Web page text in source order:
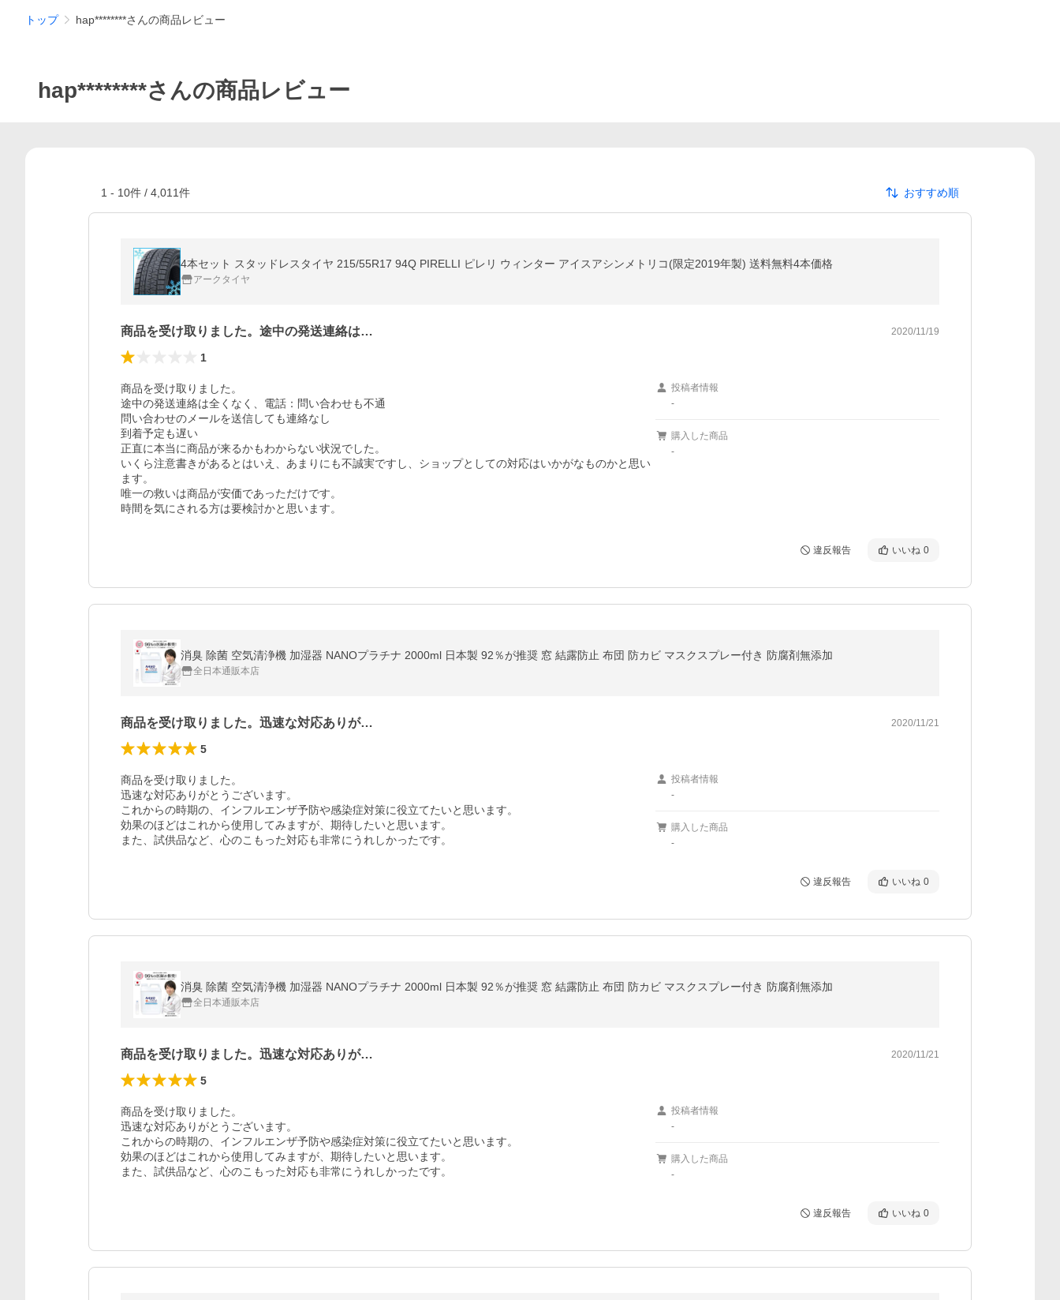
トップ hap********さんの商品レビュー
hap********さんの商品レビュー
1 - 10件 / 4,011件 おすすめ順
4本セット スタッドレスタイヤ 215/55R17 94Q PIRELLI ピレリ ウィンター アイスアシンメトリコ(限定2019年製) 送料無料4本価格
アークタイヤ
商品を受け取りました。途中の発送連絡は… 2020/11/19
1
商品を受け取りました。
途中の発送連絡は全くなく、電話：問い合わせも不通
問い合わせのメールを送信しても連絡なし
到着予定も遅い
正直に本当に商品が来るかもわからない状況でした。
いくら注意書きがあるとはいえ、あまりにも不誠実ですし、ショップとしての対応はいかがなものかと思い
ます。
唯一の救いは商品が安価であっただけです。
時間を気にされる方は要検討かと思います。
投稿者情報
-
購入した商品
-
違反報告 いいね 0
消臭 除菌 空気清浄機 加湿器 NANOプラチナ 2000ml 日本製 92％が推奨 窓 結露防止 布団 防カビ マスクスプレー付き 防腐剤無添加
全日本通販本店
商品を受け取りました。迅速な対応ありが… 2020/11/21
5
商品を受け取りました。
迅速な対応ありがとうございます。
これからの時期の、インフルエンザ予防や感染症対策に役立てたいと思います。
効果のほどはこれから使用してみますが、期待したいと思います。
また、試供品など、心のこもった対応も非常にうれしかったです。
投稿者情報
-
購入した商品
-
違反報告 いいね 0
消臭 除菌 空気清浄機 加湿器 NANOプラチナ 2000ml 日本製 92％が推奨 窓 結露防止 布団 防カビ マスクスプレー付き 防腐剤無添加
全日本通販本店
商品を受け取りました。迅速な対応ありが… 2020/11/21
5
商品を受け取りました。
迅速な対応ありがとうございます。
これからの時期の、インフルエンザ予防や感染症対策に役立てたいと思います。
効果のほどはこれから使用してみますが、期待したいと思います。
また、試供品など、心のこもった対応も非常にうれしかったです。
投稿者情報
-
購入した商品
-
違反報告 いいね 0